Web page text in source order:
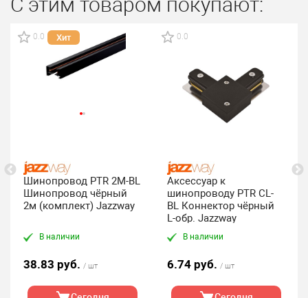
0.0 Хит
Шинопровод PTR 2M-BL
Шинопровод чёрный
2м (комплект) Jazzway
В наличии
38.83 руб. / шт
0.0
Аксессуар к
шинопроводу PTR CL-
BL Коннектор чёрный
L-обр. Jazzway
В наличии
6.74 руб. / шт